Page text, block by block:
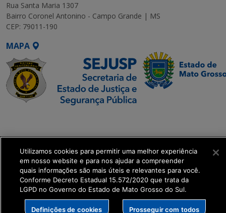
Rua Santa Maria 1307
Bairro Coronel Antonino - Campo Grande | MS
CEP: 79011-190
MAPA
get_footer();
Utilizamos cookies para permitir uma melhor experiência
em nosso website e para nos ajudar a compreender
quais informações são mais úteis e relevantes para você.
Conforme Decreto Estadual 15.572/2020 que trata da
LGPD no Governo do Estado de Mato Grosso do Sul.
Definições de cookies Prosseguir com todos